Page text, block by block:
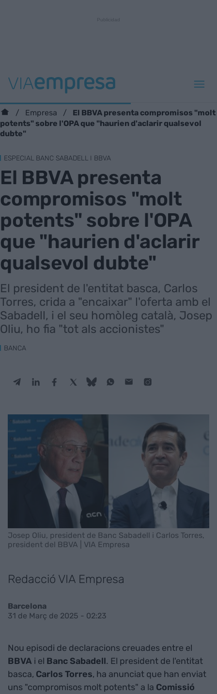
Empresa
El BBVA presenta compromisos "molt
potents" sobre l'OPA que "haurien d'aclarir qualsevol
dubte"
ESPECIAL BANC SABADELL I BBVA
El BBVA presenta
compromisos "molt
potents" sobre l'OPA
que "haurien d'aclarir
qualsevol dubte"
El president de l'entitat basca, Carlos
Torres, crida a "encaixar" l'oferta amb el
Sabadell, i el seu homòleg català, Josep
Oliu, ho fia "tot als accionistes"
BANCA
Josep Oliu, president de Banc Sabadell i Carlos Torres,
president del BBVA | VIA Empresa
Redacció VIA Empresa
Barcelona
31 de Març de 2025 - 02:23
Nou episodi de declaracions creuades entre el
BBVA i el Banc Sabadell. El president de l'entitat
basca, Carlos Torres, ha anunciat que han enviat
uns "compromisos molt potents" a la Comissió